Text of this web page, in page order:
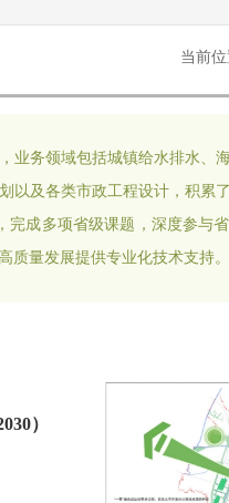
当前位
业务领域包括城镇给水排水、
以及各类市政工程设计，积累
完成多项省级课题，深度参与
质量发展提供专业化技术支持。
）